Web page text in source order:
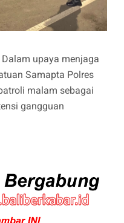
Dalam upaya menjaga
Samapta Polres
malam sebagai
gangguan